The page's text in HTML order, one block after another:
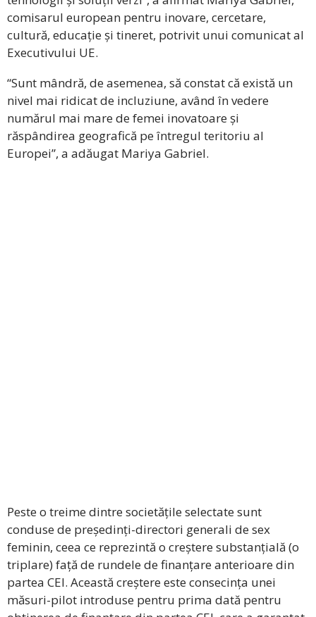
comisarul european pentru inovare, cercetare,
cultură, educație și tineret, potrivit unui comunicat al
Executivului UE.
“Sunt mândră, de asemenea, să constat că există un
nivel mai ridicat de incluziune, având în vedere
numărul mai mare de femei inovatoare și
răspândirea geografică pe întregul teritoriu al
Europei”, a adăugat Mariya Gabriel.
Peste o treime dintre societățile selectate sunt
conduse de președinți-directori generali de sex
feminin, ceea ce reprezintă o creștere substanțială (o
triplare) față de rundele de finanțare anterioare din
partea CEI. Această creștere este consecința unei
măsuri-pilot introduse pentru prima dată pentru